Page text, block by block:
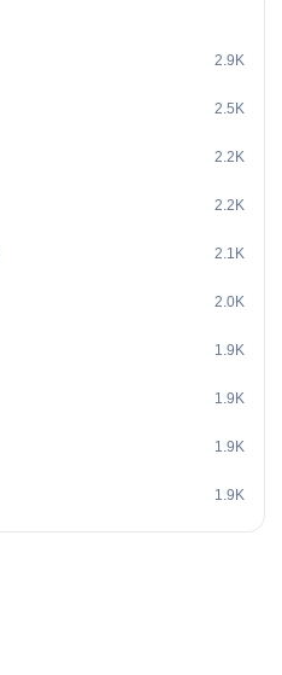
2.9K
2.5K
2.2K
2.2K
2.1K
2.0K
1.9K
1.9K
1.9K
1.9K